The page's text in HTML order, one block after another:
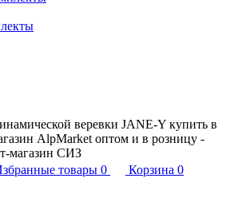
веревки JANE-Y купить в
AlpMarket оптом и в розницу -
магазин СИЗ
товары 0 Корзина 0